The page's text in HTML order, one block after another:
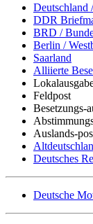
Deutschland
DDR
BRD /
Berlin /
Saarland
Alliierte
Feldpost
Besetzungs-
Auslands-
Deutsches
Deutsche